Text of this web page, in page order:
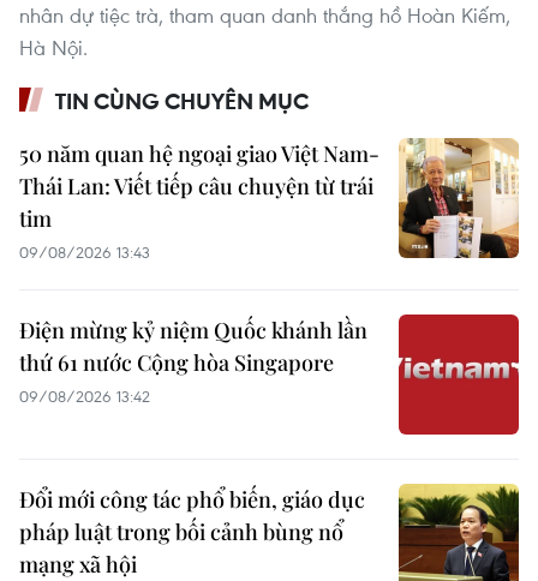
nhân dự tiệc trà, tham quan danh thắng hồ Hoàn Kiếm,
Hà Nội.
TIN CÙNG CHUYÊN MỤC
50 năm quan hệ ngoại giao Việt Nam-
Thái Lan: Viết tiếp câu chuyện từ trái
tim
09/08/2026 13:43
Điện mừng kỷ niệm Quốc khánh lần
thứ 61 nước Cộng hòa Singapore
09/08/2026 13:42
Đổi mới công tác phổ biến, giáo dục
pháp luật trong bối cảnh bùng nổ
mạng xã hội